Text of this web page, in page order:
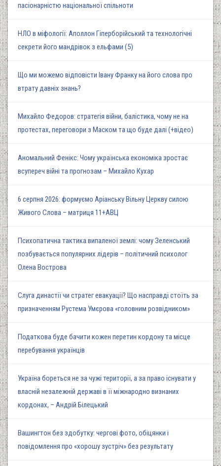
пасіонарністю національної спільноти
НЛО в міфології: Аполлон Гіперборійський та технологічні
секрети його мандрівок з ельфами (5)
Що ми можемо відповісти Івану Франку на його слова про
втрату давніх знань?
Михайло Федоров: стратегія війни, балістика, чому не на
протестах, переговори з Маском та що буде далі (+відео)
Аномальний Фенікс: Чому українська економіка зростає
всупереч війні та прогнозам – Михайло Кухар
6 серпня 2026: формуємо Аріанську Вільну Церкву силою
Живого Слова – матриця 11+АВЦ
Психопатична тактика випаленої землі: чому Зеленський
позбувається популярних лідерів – політичний психолог
Олена Вострова
Слуга династії чи стратег евакуації? Що насправді стоїть за
призначенням Рустема Умєрова «головним розвідником»
Податкова буде бачити кожен перетин кордону та місце
перебування українців
Україна бореться не за чужі території, а за право існувати у
власній незалежній державі в її міжнародно визнаних
кордонах, – Андрій Білецький
Вашингтон без здобутку: чергові фото, обіцянки і
повідомлення про «хорошу зустріч» без результату